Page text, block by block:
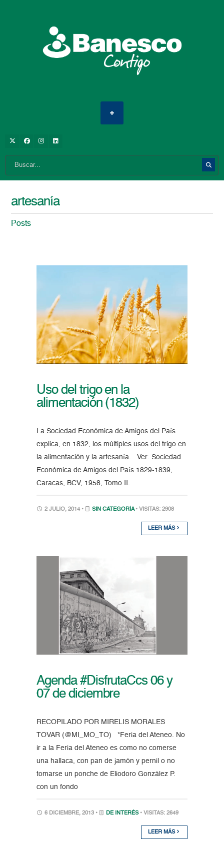
artesanía
Posts
Uso del trigo en la
alimentación (1832)
La Sociedad Económica de Amigos del País
explica, en 1832, los múltiples usos del trigo en
la alimentación y la artesanía. Ver: Sociedad
Económica de Amigos del País 1829-1839,
Caracas, BCV, 1958, Tomo II.
2 JULIO, 2014 • SIN CATEGORÍA • VISITAS: 2908
LEER MÁS
Agenda #DisfrutaCcs 06 y
07 de diciembre
RECOPILADO POR MIRELIS MORALES
TOVAR (@MI_MO_TO) *Feria del Ateneo. No
ir a la Feria del Ateneo es como no comerse
una hallaca, con pan de jamón y pernil o no
tomarse un ponche de Eliodoro González P.
con un fondo
6 DICIEMBRE, 2013 • DE INTERÉS • VISITAS: 2649
LEER MÁS